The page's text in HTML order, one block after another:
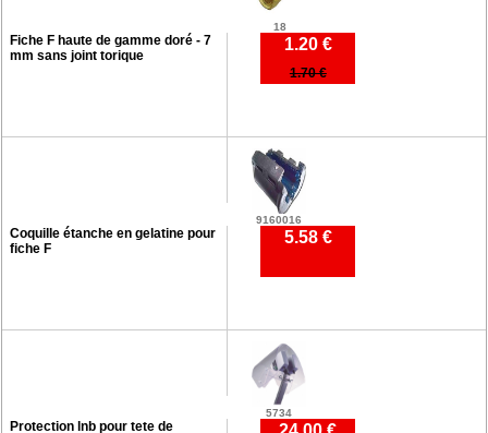
18
Fiche F haute de gamme doré - 7
mm sans joint torique
1.20 €
1.70 €
9160016
Coquille étanche en gelatine pour
fiche F
5.58 €
5734
Protection lnb pour tete de